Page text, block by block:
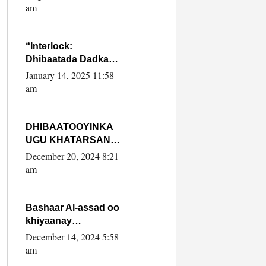
Yaasiin Max’ed
am
“Interlock:
Dhibaatada Dadka
Muqdisho”
January 14, 2025 11:58
am
DHIBAATOOYINKA
UGU KHATARSAN
EE XASAN DAL
DULEEYE IYO
FARMAAJO BAL ISU
DHAGEYSTA?
December 20, 2024 8:21
am
Bashaar Al-assad oo
khiyaanay
lataliyeyaashiisa
ammniga militariga,
December 14, 2024 5:58
am